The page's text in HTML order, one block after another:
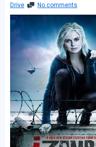
Drive
No comments